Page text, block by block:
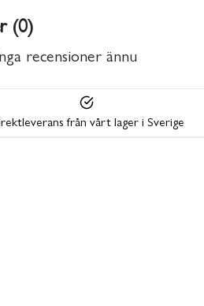
(0)
recensioner ännu
från vårt lager i Sverige